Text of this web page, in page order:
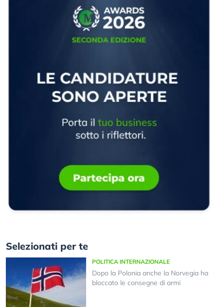
Selezionati per te
POLITICA INTERNAZIONALE
Dopo la Polonia anche la Norvegia ha
bloccato le consegne di armi